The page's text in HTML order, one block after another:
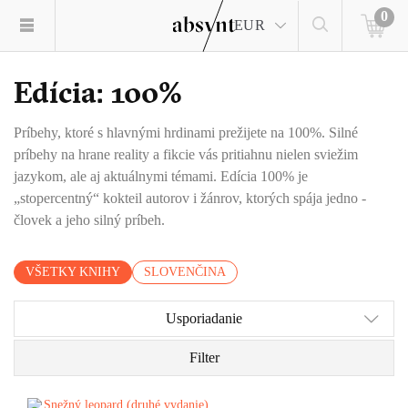
EUR
0
Edícia: 100%
Príbehy, ktoré s hlavnými hrdinami prežijete na 100%. Silné
príbehy na hrane reality a fikcie vás pritiahnu nielen sviežim
jazykom, ale aj aktuálnymi témami. Edícia 100% je
„stopercentný“ kokteil autorov i žánrov, ktorých spája jedno -
človek a jeho silný príbeh.
VŠETKY KNIHY SLOVENČINA
Usporiadanie
Filter